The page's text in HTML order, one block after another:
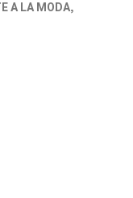
A LA MODA